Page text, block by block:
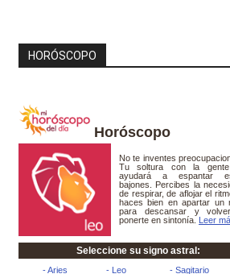
HORÓSCOPO
Horóscopo